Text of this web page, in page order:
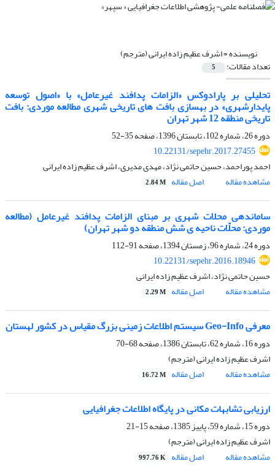
نویسنده =اشرف عظیم زاده ایرانی (مترجم)
تعداد مقالات: 5
تحلیلی بر پارادوکس «الزامات پدافند غیرعامل» با «اصول توسعه
پایدارشهری» در بهسازی بافت های تاریخی شهری مطالعه موردی: بافت
تاریخی منطقه 12 شهر تهران
دوره 26، شماره 102، تابستان 1396، صفحه
35-52
10.22131/sepehr.2017.27455
احمد پوراحمد، حسین حاتمی نژاد، مهدی مدیری، اشرف عظیم زاده ایرانی
مشاهده مقاله
اصل مقاله 2.84 M
ساماندهی محلات شهری بر مبنای الزامات پدافند غیرعامل (مطالعه
موردی: محلّات ناحیه ی شش منطقه دو شهر تهران)
دوره 24، شماره 96، زمستان 1394، صفحه
91-112
10.22131/sepehr.2016.18946
حسین حاتمی نژاد، اشرف عظیم زاده ایرانی
مشاهده مقاله
اصل مقاله 2.29 M
معرفى Geo-Info سیستم اطلاعات زمینى بزرگ مقیاس در کشور لهستان
دوره 16، شماره 62، تابستان 1386، صفحه
68-70
اشرف عظیم زاده ایرانی (مترجم)
مشاهده مقاله
اصل مقاله 16.72 M
ارزیابی تشابهات مکانی در پایگاه اطلاعات جغرافیایی
دوره 15، شماره 59، پاییز 1385، صفحه
15-21
اشرف عظیم زاده ایرانی (مترجم)
مشاهده مقاله
اصل مقاله 997.76 K